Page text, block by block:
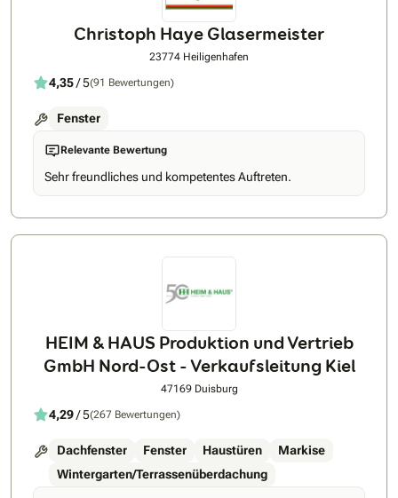
Christoph Haye Glasermeister
23774 Heiligenhafen
4,35/ 5(91 Bewertungen)
Fenster
Relevante Bewertung
Sehr freundliches und kompetentes Auftreten.
HEIM & HAUS Produktion und Vertrieb
GmbH Nord-Ost - Verkaufsleitung Kiel
47169 Duisburg
4,29/ 5(267 Bewertungen)
Dachfenster Fenster Haustüren
Markise
Wintergarten/Terrassenüberdachung